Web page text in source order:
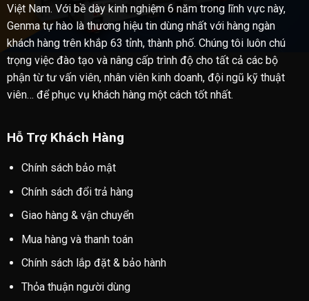
Việt Nam. Với bề dày kinh nghiệm 6 năm trong lĩnh vực này,
Genma tự hào là thương hiệu tin dùng nhất với hàng ngàn
khách hàng trên khắp 63 tỉnh, thành phố. Chúng tôi luôn chú
trọng việc đào tạo và nâng cấp trình độ cho tất cả các bộ
phận từ tư vấn viên, nhân viên kinh doanh, đội ngũ kỹ thuật
viên… để phục vụ khách hàng một cách tốt nhất.
Hỗ Trợ Khách Hàng
Chính sách bảo mật
Chính sách đổi trả hàng
Giao hàng & vận chuyển
Mua hàng và thanh toán
Chính sách lắp đặt & bảo hành
Thỏa thuận người dùng